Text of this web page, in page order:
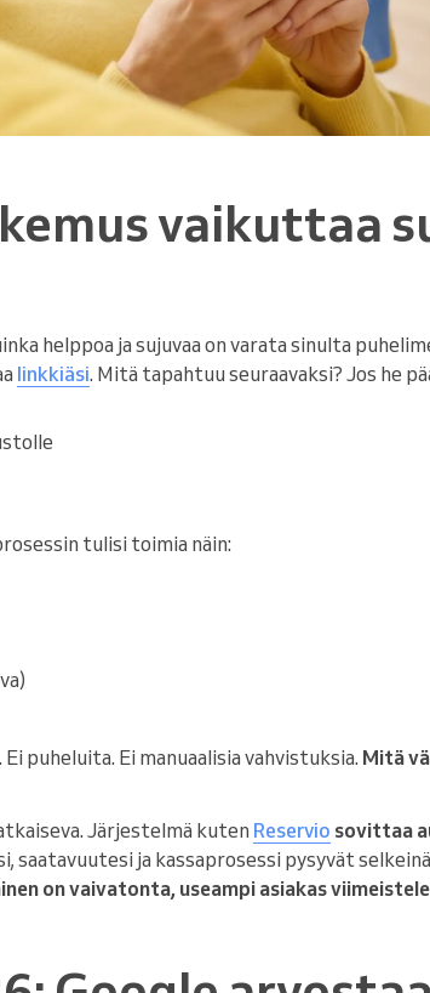
vaikuttaa
helppoa ja sujuvaa on varata sinulta
linkkiäsi. Mitä tapahtuu seuraavaksi? Jos he
tulisi toimia näin:
puheluita. Ei manuaalisia vahvistuksia. Mitä
Järjestelmä kuten Reservio sovittaa
saatavuutesi ja kassaprosessi pysyvät
on vaivatonta, useampi asiakas